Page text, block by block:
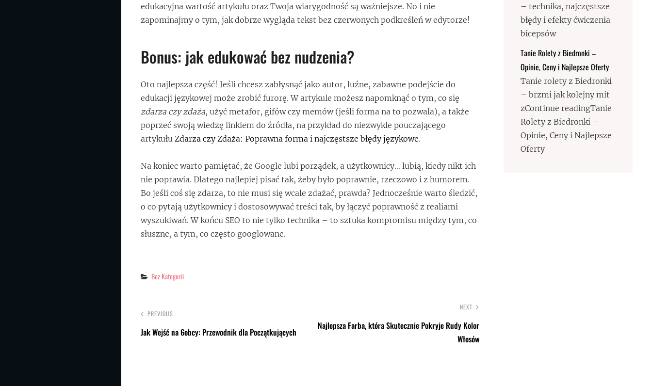
edukacyjna wartość artykułu oraz Twoja wiarygodność są ważniejsze. No i nie
zapominajmy o tym, jak dobrze wygląda tekst bez czerwonych podkreśleń w edytorze!
Bonus: jak edukować bez nudzenia?
Oto najlepsza część! Jeśli chcesz zabłysnąć jako autor, luźne, zabawne podejście do
edukacji językowej może zrobić furorę. W artykule możesz napomknąć o tym, co się
zdarza czy zdaża, użyć metafor, gifów czy memów (jeśli forma na to pozwala), a także
poprzeć swoją wiedzę linkiem do źródła, na przykład do niezwykle pouczającego
artykułu Zdarza czy Zdaża: Poprawna forma i najczęstsze błędy językowe.
Na koniec warto pamiętać, że Google lubi porządek, a użytkownicy… lubią, kiedy nikt ich
nie poprawia. Dlatego najlepiej pisać tak, żeby było poprawnie, rzeczowo i z humorem.
Bo jeśli coś się zdarza, to nie musi się wcale zdażać, prawda? Jednocześnie warto śledzić,
o co pytają użytkownicy i dostosowywać treści tak, by łączyć poprawność z realiami
wyszukiwań. W końcu SEO to nie tylko technika – to sztuka kompromisu między tym, co
słuszne, a tym, co często googlowane.
Categories
Bez Kategorii
PREVIOUS
Jak Wejść na 6obcy: Przewodnik dla Początkujących
NEXT
Najlepsza Farba, która Skutecznie Pokryje Rudy Kolor
Włosów
– technika, najczęstsze
błędy i efekty ćwiczenia
bicepsów
Tanie Rolety z Biedronki –
Opinie, Ceny i Najlepsze Oferty
Tanie rolety z Biedronki
– brzmi jak kolejny mit
zContinue readingTanie
Rolety z Biedronki –
Opinie, Ceny i Najlepsze
Oferty